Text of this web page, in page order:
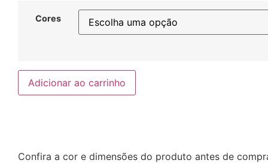
Cores
Adicionar ao carrinho
Confira a cor e dimensões do produto antes de